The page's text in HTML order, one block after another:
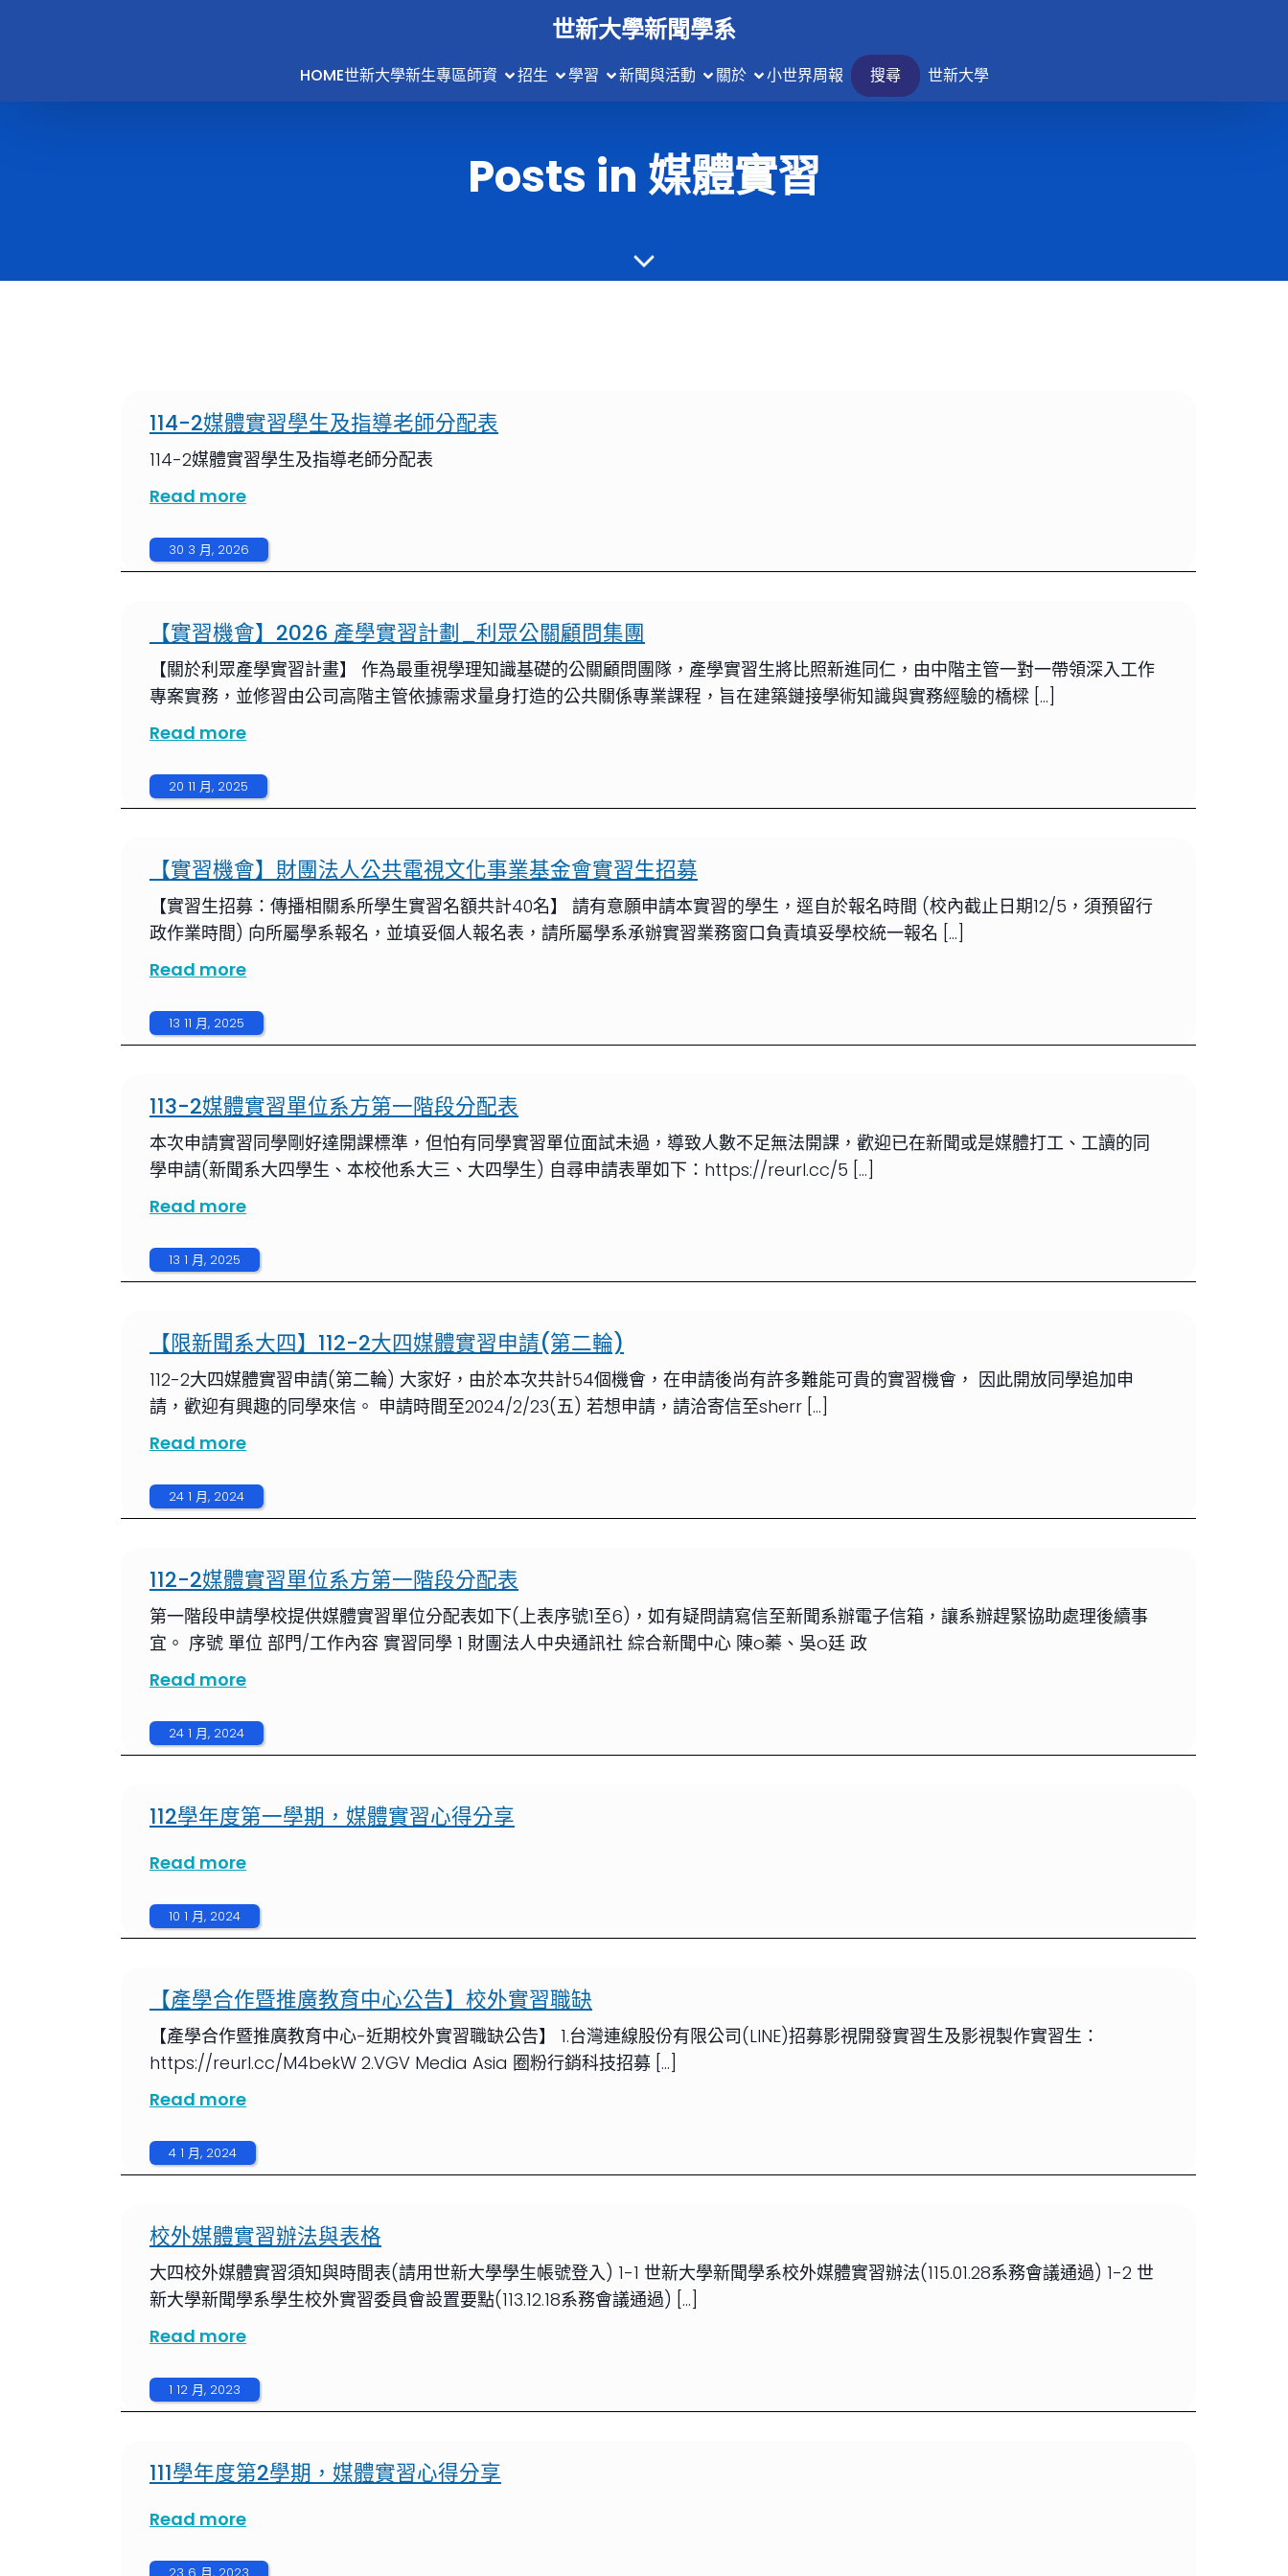
世新大學新聞學系
HOME世新大學新生專區師資 招生 學習 新聞與活動 關於 小世界周報 搜尋 世新大學
Posts in 媒體實習
114-2媒體實習學生及指導老師分配表
114-2媒體實習學生及指導老師分配表
Read more
30 3 月, 2026
【實習機會】2026 產學實習計劃_利眾公關顧問集團
【關於利眾產學實習計畫】 作為最重視學理知識基礎的公關顧問團隊，產學實習生將比照新進同仁，由中階主管一對一帶領深入工作
專案實務，並修習由公司高階主管依據需求量身打造的公共關係專業課程，旨在建築鏈接學術知識與實務經驗的橋樑 […]
Read more
20 11 月, 2025
【實習機會】財團法人公共電視文化事業基金會實習生招募
【實習生招募：傳播相關系所學生實習名額共計40名】 請有意願申請本實習的學生，逕自於報名時間 (校內截止日期12/5，須預留行
政作業時間) 向所屬學系報名，並填妥個人報名表，請所屬學系承辦實習業務窗口負責填妥學校統一報名 […]
Read more
13 11 月, 2025
113-2媒體實習單位系方第一階段分配表
本次申請實習同學剛好達開課標準，但怕有同學實習單位面試未過，導致人數不足無法開課，歡迎已在新聞或是媒體打工、工讀的同
學申請(新聞系大四學生、本校他系大三、大四學生) 自尋申請表單如下：https://reurl.cc/5 […]
Read more
13 1 月, 2025
【限新聞系大四】112-2大四媒體實習申請(第二輪)
112-2大四媒體實習申請(第二輪) 大家好，由於本次共計54個機會，在申請後尚有許多難能可貴的實習機會， 因此開放同學追加申
請，歡迎有興趣的同學來信。 申請時間至2024/2/23(五) 若想申請，請洽寄信至sherr […]
Read more
24 1 月, 2024
112-2媒體實習單位系方第一階段分配表
第一階段申請學校提供媒體實習單位分配表如下(上表序號1至6)，如有疑問請寫信至新聞系辦電子信箱，讓系辦趕緊協助處理後續事
宜。 序號 單位 部門/工作內容 實習同學 1 財團法人中央通訊社 綜合新聞中心 陳o蓁、吳o廷 政
Read more
24 1 月, 2024
112學年度第一學期，媒體實習心得分享
Read more
10 1 月, 2024
【產學合作暨推廣教育中心公告】校外實習職缺
【產學合作暨推廣教育中心-近期校外實習職缺公告】 1.台灣連線股份有限公司(LINE)招募影視開發實習生及影視製作實習生：
https://reurl.cc/M4bekW 2.VGV Media Asia 圈粉行銷科技招募 […]
Read more
4 1 月, 2024
校外媒體實習辦法與表格
大四校外媒體實習須知與時間表(請用世新大學學生帳號登入) 1-1 世新大學新聞學系校外媒體實習辦法(115.01.28系務會議通過) 1-2 世
新大學新聞學系學生校外實習委員會設置要點(113.12.18系務會議通過) […]
Read more
1 12 月, 2023
111學年度第2學期，媒體實習心得分享
Read more